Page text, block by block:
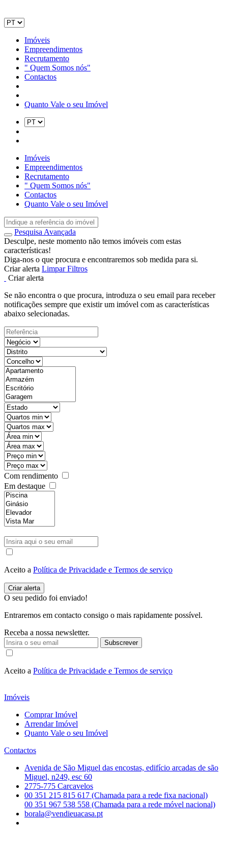
Imóveis
Empreendimentos
Recrutamento
" Quem Somos nós"
Contactos
Quanto Vale o seu Imóvel
Imóveis
Empreendimentos
Recrutamento
" Quem Somos nós"
Contactos
Quanto Vale o seu Imóvel
Pesquisa Avançada
Desculpe, neste momento não temos imóveis com estas
características!
Diga-nos o que procura e encontraremos sob medida para si.
Criar alerta Limpar Filtros
Criar alerta
Se não encontra o que procura, introduza o seu email para receber
notificações sempre que existir um imóvel com as características
abaixo selecionadas.
Com rendimento
Em destaque
Aceito a Política de Privacidade e Termos de serviço
O seu pedido foi enviado!
Entraremos em contacto consigo o mais rapidamente possível.
Receba a nossa newsletter.
Subscrever
Aceito a Política de Privacidade e Termos de serviço
Imóveis
Comprar Imóvel
Arrendar Imóvel
Quanto Vale o seu Imóvel
Contactos
Avenida de São Miguel das encostas, edifício arcadas de são
Miguel, n249, esc 60
2775-775 Carcavelos
00 351 215 815 617 (Chamada para a rede fixa nacional)
00 351 967 538 558 (Chamada para a rede móvel nacional)
borala@vendieuacasa.pt